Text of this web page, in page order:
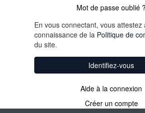
Mot de passe oublié ?
En vous connectant, vous attestez
connaissance de la Politique de
du site.
Identifiez-vous
Aide à la connexion
Créer un compte